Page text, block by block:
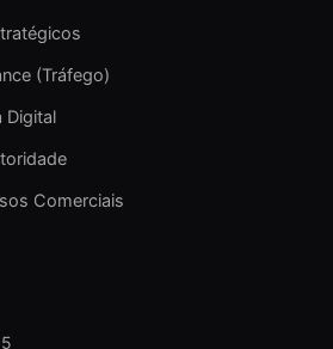
(Tráfego)
Digital
Comerciais